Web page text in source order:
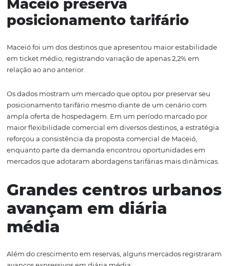
representatividade
Ipojuca permaneceu entre os mercados mais
período, mesmo em um cenário de maior distribuição
demanda entre os destinos monitorados.
Sua participação passou de 35,26% em 2025 para
2026.
Apesar de uma participação mais distribuída em
anterior, Ipojuca registrou o maior avanço em
compra entre os mercados analisados, com
O comportamento sugere um viajante disposto a
estadia com mais tempo, característica comum em
maior investimento e permanência média mais
planejamento antecipado da viagem durante o Corpus